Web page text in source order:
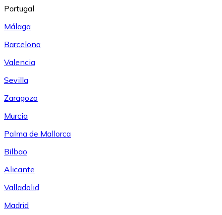
Portugal
Málaga
Barcelona
Valencia
Sevilla
Zaragoza
Murcia
Palma de Mallorca
Bilbao
Alicante
Valladolid
Madrid